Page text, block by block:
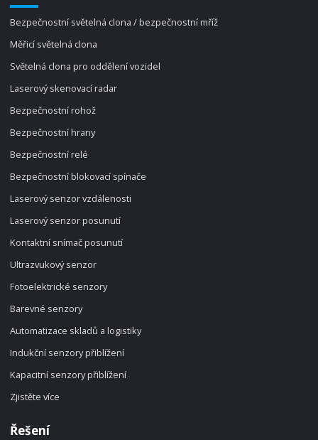
Bezpečnostní světelná clona / bezpečnostní mříž
Měřicí světelná clona
Světelná clona pro oddělení vozidel
Laserový skenovací radar
Bezpečnostní rohož
Bezpečnostní hrany
Bezpečnostní relé
Bezpečnostní blokovací spínače
Laserový senzor vzdálenosti
Laserový senzor posunutí
Kontaktní snímač posunutí
Ultrazvukový senzor
Fotoelektrické senzory
Barevné senzory
Automatizace skladů a logistiky
Indukční senzory přiblížení
Kapacitní senzory přiblížení
Zjistěte více
Řešení